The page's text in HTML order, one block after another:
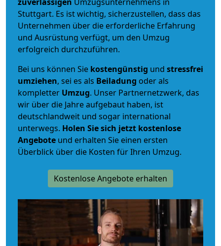
Stuttgart. Es ist wichtig, sicherzustellen, dass das
Unternehmen über die erforderliche Erfahrung
und Ausrüstung verfügt, um den Umzug
erfolgreich durchzuführen.
Bei uns können Sie kostengünstig und stressfrei
umziehen, sei es als Beiladung oder als
kompletter Umzug. Unser Partnernetzwerk, das
wir über die Jahre aufgebaut haben, ist
deutschlandweit und sogar international
unterwegs. Holen Sie sich jetzt kostenlose
Angebote und erhalten Sie einen ersten
Überblick über die Kosten für Ihren Umzug.
Kostenlose Angebote erhalten